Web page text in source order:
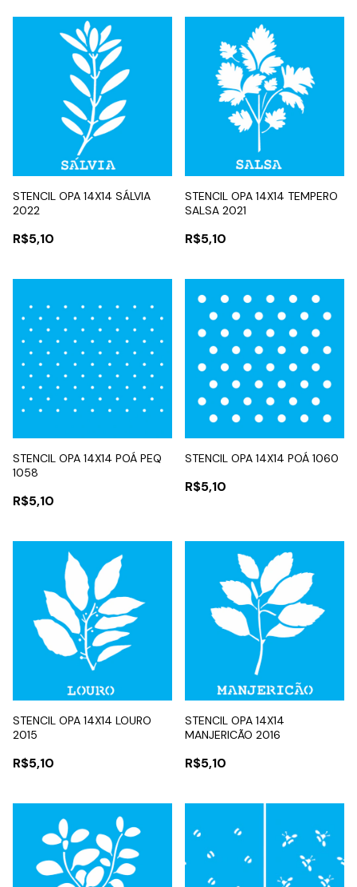
STENCIL OPA 14X14 SÁLVIA
2022
R$5,10
STENCIL OPA 14X14 TEMPERO
SALSA 2021
R$5,10
STENCIL OPA 14X14 POÁ PEQ
1058
R$5,10
STENCIL OPA 14X14 POÁ 1060
R$5,10
STENCIL OPA 14X14 LOURO
2015
R$5,10
STENCIL OPA 14X14
MANJERICÃO 2016
R$5,10